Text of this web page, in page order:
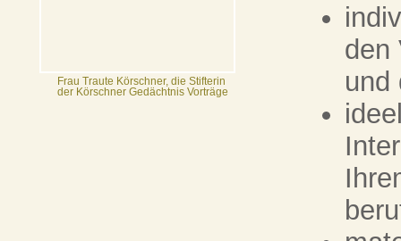
Frau Traute Körschner, die Stifterin
der Körschner Gedächtnis Vorträge
den
und